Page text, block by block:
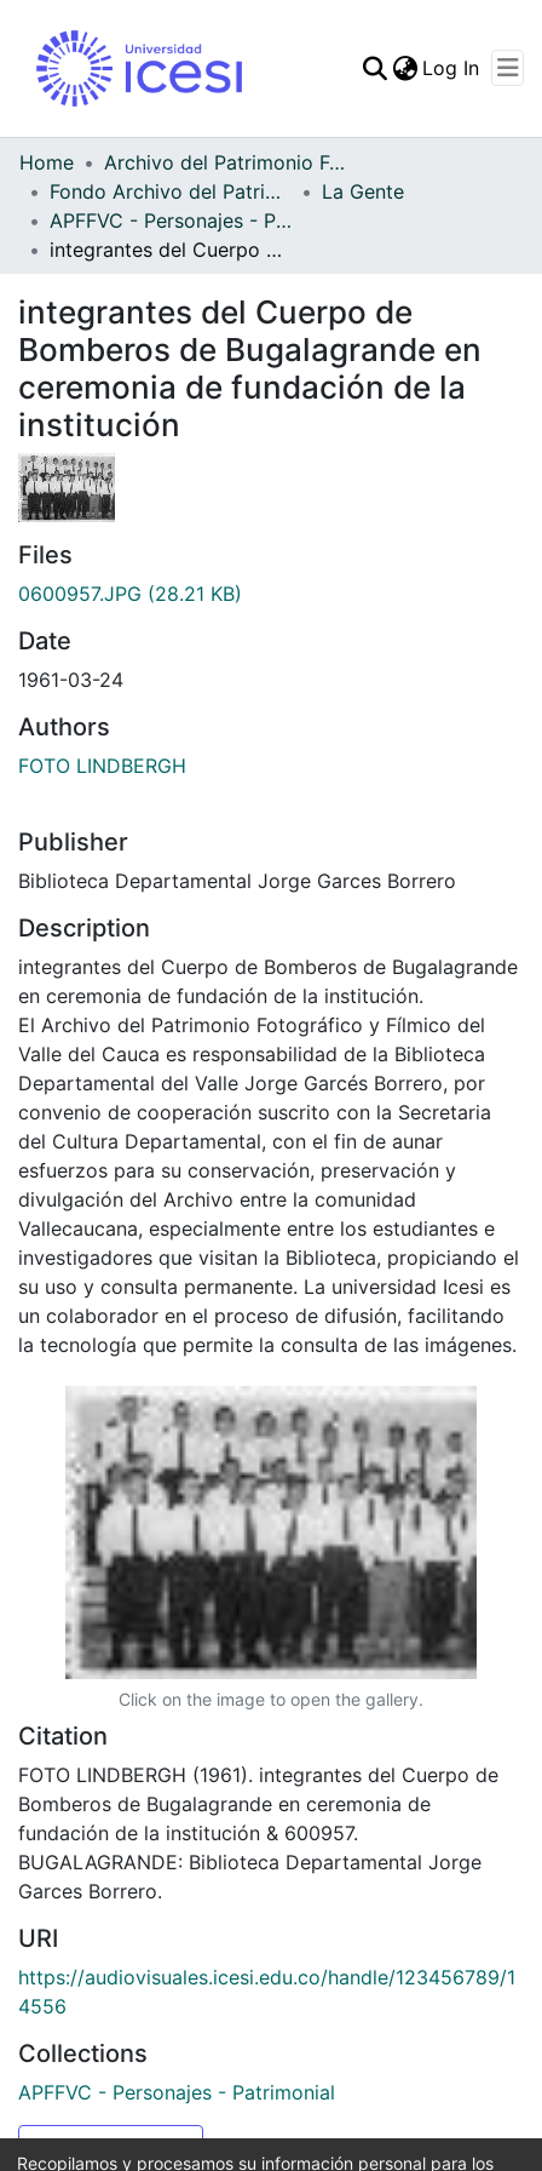
Statistics
Log In
Home
Archivo del Patrimonio Fotográfico y Fílmico del Valle del Cauca
Fondo Archivo del Patrimonio Fotográfico y Fílmico del Valle del Cauca
La Gente
APFFVC - Personajes - Patrimonial
integrantes del Cuerpo de Bomberos de Bugalagrande en ceremonia de fundación de la institución
integrantes del Cuerpo de
Bomberos de Bugalagrande en
ceremonia de fundación de la
institución
Files
0600957.JPG (28.21 KB)
Date
1961-03-24
Authors
FOTO LINDBERGH
Publisher
Biblioteca Departamental Jorge Garces Borrero
Description
integrantes del Cuerpo de Bomberos de Bugalagrande
en ceremonia de fundación de la institución.
El Archivo del Patrimonio Fotográfico y Fílmico del
Valle del Cauca es responsabilidad de la Biblioteca
Departamental del Valle Jorge Garcés Borrero, por
convenio de cooperación suscrito con la Secretaria
del Cultura Departamental, con el fin de aunar
esfuerzos para su conservación, preservación y
divulgación del Archivo entre la comunidad
Vallecaucana, especialmente entre los estudiantes e
investigadores que visitan la Biblioteca, propiciando el
su uso y consulta permanente. La universidad Icesi es
un colaborador en el proceso de difusión, facilitando
la tecnología que permite la consulta de las imágenes.
Click on the image to open the gallery.
Citation
FOTO LINDBERGH (1961). integrantes del Cuerpo de
Bomberos de Bugalagrande en ceremonia de
fundación de la institución & 600957.
BUGALAGRANDE: Biblioteca Departamental Jorge
Garces Borrero.
URI
https://audiovisuales.icesi.edu.co/handle/123456789/1
4556
Collections
APFFVC - Personajes - Patrimonial
Recopilamos y procesamos su información personal para los